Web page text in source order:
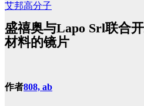
艾邦高分子
盛禧奥与Lapo Srl联合
材料的镜片
作者808, ab